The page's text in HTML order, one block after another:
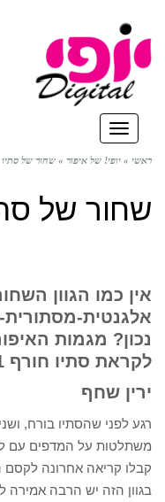
תפריט
ראשי » יופי! של איפור » שחור של סתיו
שחור של
אין כמו הגוון
אלגנטית-
נכון? מגמות
לקראת סתיו חורף 2020-21
ירין שחף
רגע לפני שהסתיו בורח,
משתלטות על המדפים עם
קבלו קריאה אחרונה לקסם
בגוון הזה יש הרבה אמירה